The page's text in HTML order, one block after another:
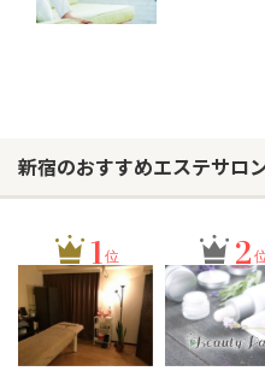
新宿のおすすめエステサロ
1位 2